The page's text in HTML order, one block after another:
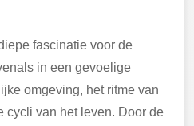
fascinatie voor de
in een gevoelige
omgeving, het ritme van
cycli van het leven. Door de